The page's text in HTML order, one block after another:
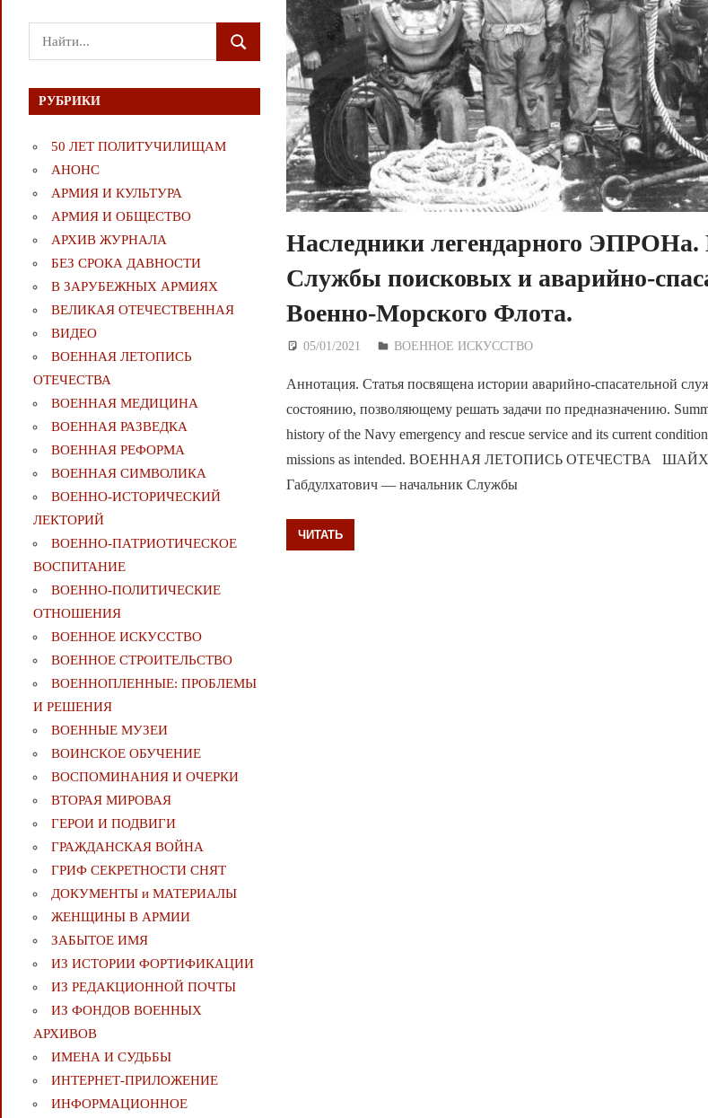
Наследники легендарного ЭПРОНа.
Службы поисковых и аварийно-
Военно-Морского Флота.
05/01/2021 Дежурный по Редакции
ВОЕННОЕ ИСКУССТВО
Аннотация. Статья посвящена истории аварийно-спасательной
состоянию, позволяющему решать задачи по предназначению.
history of the Navy emergency and rescue service and its current
missions as intended. ВОЕННАЯ ЛЕТОПИСЬ ОТЕЧЕСТВА
Габдулхатович — начальник Службы
ЧИТАТЬ
Поиск
для:
ПОИСК
РУБРИКИ
50 ЛЕТ ПОЛИТУЧИЛИЩАМ
АНОНС
АРМИЯ И КУЛЬТУРА
АРМИЯ И ОБЩЕСТВО
АРХИВ ЖУРНАЛА
БЕЗ СРОКА ДАВНОСТИ
В ЗАРУБЕЖНЫХ АРМИЯХ
ВЕЛИКАЯ ОТЕЧЕСТВЕННАЯ
ВИДЕО
ВОЕННАЯ ЛЕТОПИСЬ
ОТЕЧЕСТВА
ВОЕННАЯ МЕДИЦИНА
ВОЕННАЯ РАЗВЕДКА
ВОЕННАЯ РЕФОРМА
ВОЕННАЯ СИМВОЛИКА
ВОЕННО-ИСТОРИЧЕСКИЙ
ЛЕКТОРИЙ
ВОЕННО-ПАТРИОТИЧЕСКОЕ
ВОСПИТАНИЕ
ВОЕННО-ПОЛИТИЧЕСКИE
ОТНОШЕНИЯ
ВОЕННОЕ ИСКУССТВО
ВОЕННОЕ СТРОИТЕЛЬСТВО
ВОЕННОПЛЕННЫЕ: ПРОБЛЕМЫ
И РЕШЕНИЯ
ВОЕННЫЕ МУЗЕИ
ВОИНСКОЕ ОБУЧЕНИЕ
ВОСПОМИНАНИЯ И ОЧЕРКИ
ВТОРАЯ МИРОВАЯ
ГЕРОИ И ПОДВИГИ
ГРАЖДАНСКАЯ ВОЙНА
ГРИФ СЕКРЕТНОСТИ СНЯТ
ДОКУМЕНТЫ и МАТЕРИАЛЫ
ЖЕНЩИНЫ В АРМИИ
ЗАБЫТОЕ ИМЯ
ИЗ ИСТОРИИ ФОРТИФИКАЦИИ
ИЗ РЕДАКЦИОННОЙ ПОЧТЫ
ИЗ ФОНДОВ ВОЕННЫХ
АРХИВОВ
ИМЕНА И СУДЬБЫ
ИНТЕРНЕТ-ПРИЛОЖЕНИЕ
ИНФОРМАЦИОННОЕ